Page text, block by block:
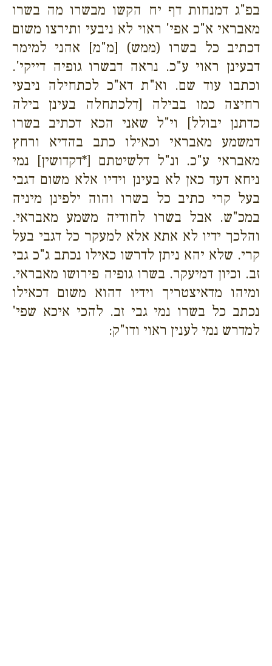
בפ"ג דמנחות דף יח הקשו מבשרו מה בשרו
מאבראי א"כ אפי' ראוי לא ניבעי ותירצו משום
דכתיב כל בשרו (ממש) [מ"מ] אהני למימר
דבעינן ראוי ע"כ. נראה דבשרו גופיה דייקי'.
וכתבו עוד שם. וא"ת דא"כ לכתחילה ניבעי
רחיצה כמו בבילה [דלכתחלה בעינן בילה
כדתנן יבולל] וי"ל שאני הכא דכתיב בשרו
דמשמע מאבראי וכאילו כתב בהדיא ורחץ
מאבראי ע"כ. ונ"ל דלשיטתם [*דקדושין] נמי
ניחא דעד כאן לא בעינן וידיו אלא משום דגבי
בעל קרי כתיב כל בשרו והוה ילפינן מיניה
במכ"ש. אבל בשרו לחודיה משמע מאבראי.
והלכך ידיו לא אתא אלא למעקר כל דגבי בעל
קרי. שלא יהא ניתן לדרשו כאילו נכתב ג"כ גבי
זב. וכיון דמיעקר. בשרו גופיה פירושו מאבראי.
ומיהו מדאיצטריך וידיו דהוא משום דכאילו
נכתב כל בשרו נמי גבי זב. להכי איכא שפי'
למדרש נמי לענין ראוי ודו"ק: